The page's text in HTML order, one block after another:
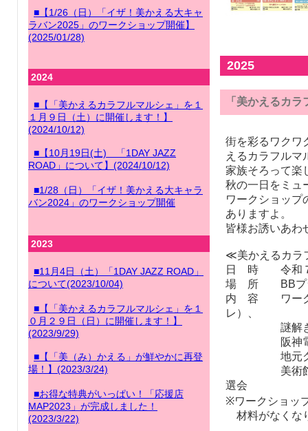
■【1/26（日）「イザ！美かえる大キャ
ラバン2025」のワークショップ開催】
(2025/01/28)
2024
■【「美かえるカラフルマルシェ」を１
１月９日（土）に開催します！】
(2024/10/12)
■【10月19日(土) 「1DAY JAZZ
ROAD」について】(2024/10/12)
■1/28（日）「イザ！美かえる大キャラ
バン2024」のワークショップ開催
2023
■11月4日（土）「1DAY JAZZ ROAD」
について(2023/10/04)
■【「美かえるカラフルマルシェ」を１
０月２９日（日）に開催します！】
(2023/9/29)
■【「美（み）かえる」が鮮やかに再登
場！】(2023/3/24)
■お得な特典がいっぱい！「応援店
MAP2023」が完成しました！
(2023/3/22)
2025
「美かえるカ
街を彩るワクワ
えるカラフルマ
家族そろって楽
秋の一日をミュ
ワークショップ
ありますよ。
皆様お誘いあわ
≪美かえるカラ
日 時 令和７
場 所 BBプラ
内 容 ワークシ
レ）、
謎解き、
阪神電車・
地元グル
美術館グッ
選会
※ワークショッ
材料がなくな